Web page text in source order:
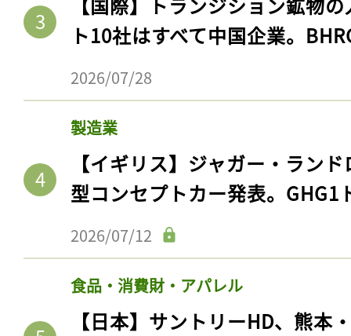
ト10社はすべて中国企業。
2026/07/28
製造業
【イギリス】ジャガー・ラン
型コンセプトカー発表。GHG1
2026/07/12
食品・消費財・アパレル
【日本】サントリーHD、熊本